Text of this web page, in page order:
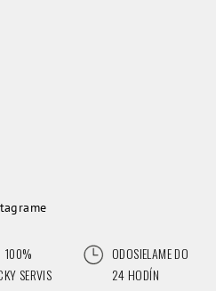
100%
SERVIS
ODOSIELAME DO
24 HODÍN